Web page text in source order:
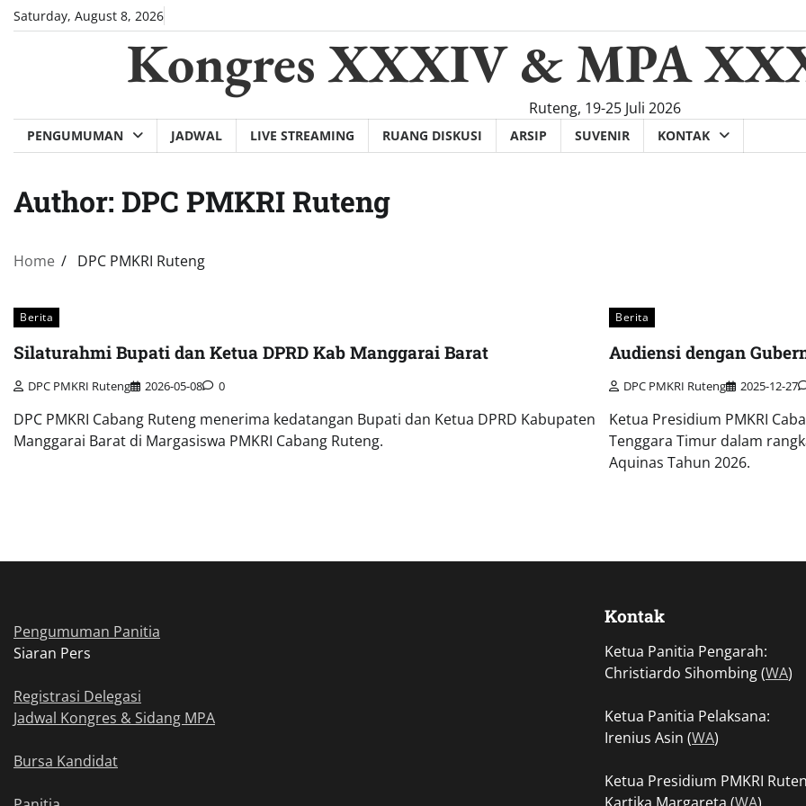
SkipSaturday, August 8, 2026
Kongres XXXIV & MPA
Ruteng, 19-25 Juli 2026
PENGUMUMAN JADWAL LIVE STREAMING RUANG DISKUSI ARSIP SUVENIR KONTAK
Author: DPC PMKRI Ruteng
Home DPC PMKRI Ruteng
Berita
Silaturahmi Bupati dan Ketua DPRD Kab Manggarai Barat
DPC PMKRI Ruteng 2026-05-08 0
DPC PMKRI Cabang Ruteng menerima kedatangan Bupati dan Ketua DPRD Kabupaten
Manggarai Barat di Margasiswa PMKRI Cabang Ruteng.
Berita
Audiensi dengan
DPC PMKRI Ruteng 2025-12-27
Ketua Presidium PMKRI
Tenggara Timur dalam
Aquinas Tahun 2026.
Pengumuman Panitia
Siaran Pers
Registrasi Delegasi
Jadwal Kongres & Sidang MPA
Bursa Kandidat
Kontak
Ketua Panitia Pengarah:
Christiardo Sihombing (WA)
Ketua Panitia Pelaksana:
Irenius Asin (WA)
Ketua Presidium PMKRI
Kartika Margareta (WA)